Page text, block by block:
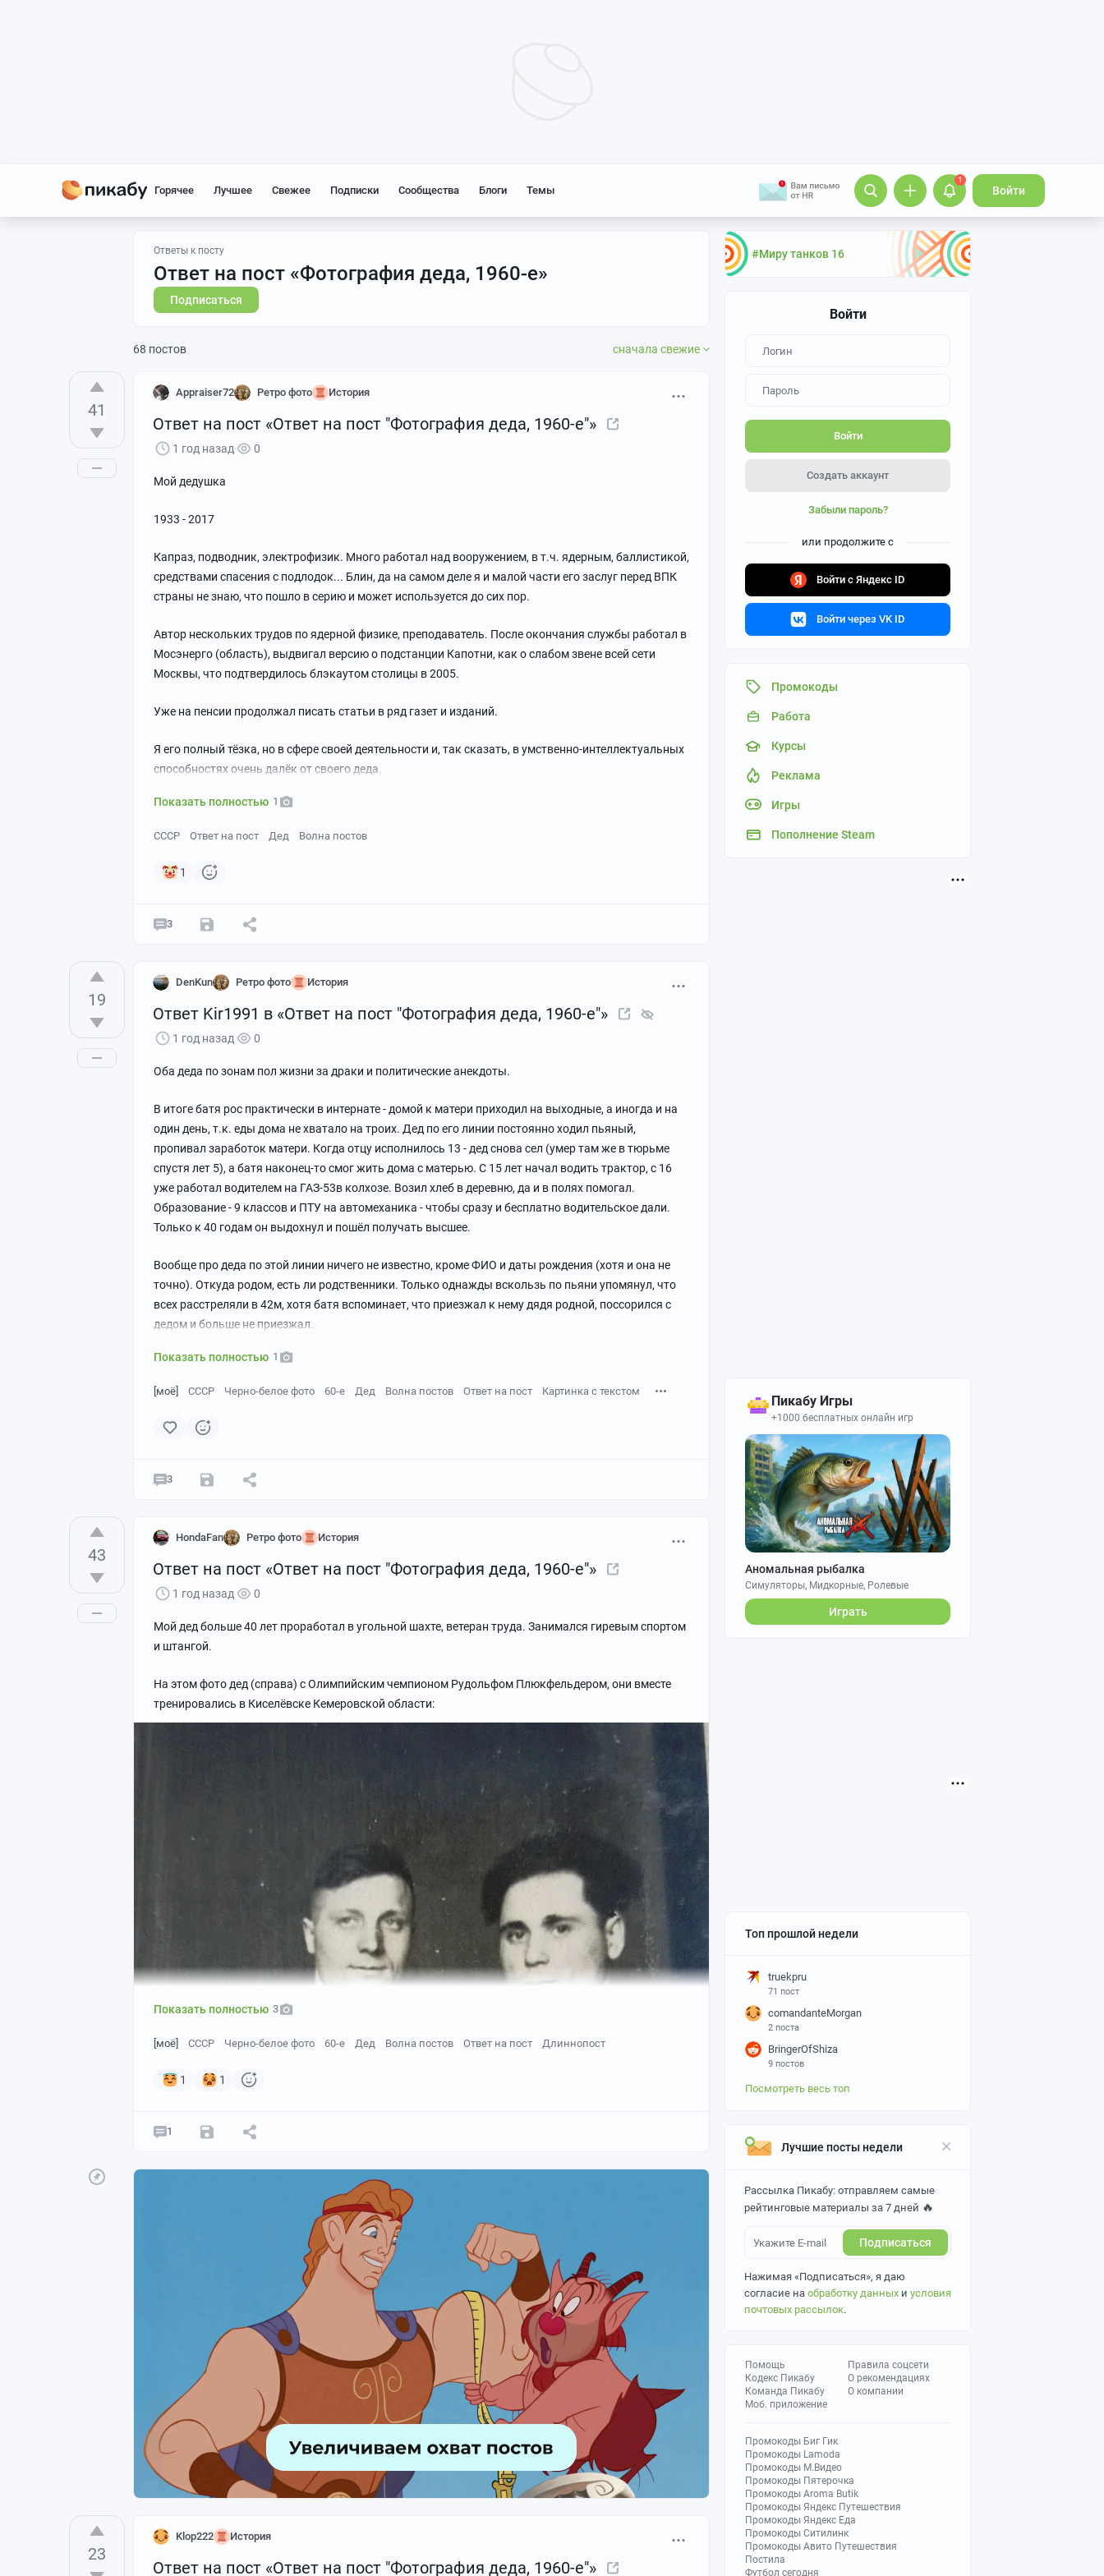
Горячее Лучшее Свежее Подписки Сообщества Блоги Темы
1
Войти
#Миру танков 16
Войти
Войти
Создать аккаунт
Забыли пароль?
или продолжите с
Войти с Яндекс ID
Войти через VK ID
Промокоды
Работа
Курсы
Реклама
Игры
Пополнение Steam
Пикабу Игры
+1000 бесплатных онлайн игр
Аномальная рыбалка
Симуляторы, Мидкорные, Ролевые
Играть
Топ прошлой недели
truekpru
71 пост
comandanteMorgan
2 поста
BringerOfShiza
9 постов
Посмотреть весь топ
Лучшие посты недели
Рассылка Пикабу: отправляем самые
рейтинговые материалы за 7 дней 🔥
Подписаться
Нажимая «Подписаться», я даю
согласие на обработку данных и условия
почтовых рассылок.
Помощь
Кодекс Пикабу
Команда Пикабу
Моб. приложение
Правила соцсети
О рекомендациях
О компании
Промокоды Биг Гик
Промокоды Lamoda
Промокоды М.Видео
Промокоды Пятерочка
Промокоды Aroma Butik
Промокоды Яндекс Путешествия
Промокоды Яндекс Еда
Промокоды Ситилинк
Промокоды Авито Путешествия
Постила
Футбол сегодня
Ответы к посту
Ответ на пост «Фотография деда, 1960-е»
Подписаться
68 постов сначала свежие
41
Appraiser72 Ретро фото История
Ответ на пост «Ответ на пост "Фотография деда, 1960-е"»
1 год назад 0
Мой дедушка
1933 - 2017
Капраз, подводник, электрофизик. Много работал над вооружением, в т.ч. ядерным, баллистикой,
средствами спасения с подлодок... Блин, да на самом деле я и малой части его заслуг перед ВПК
страны не знаю, что пошло в серию и может используется до сих пор.
Автор нескольких трудов по ядерной физике, преподаватель. После окончания службы работал в
Мосэнерго (область), выдвигал версию о подстанции Капотни, как о слабом звене всей сети
Москвы, что подтвердилось блэкаутом столицы в 2005.
Уже на пенсии продолжал писать статьи в ряд газет и изданий.
Я его полный тёзка, но в сфере своей деятельности и, так сказать, в умственно-интеллектуальных
способностях очень далёк от своего деда.
Показать полностью 1
СССР Ответ на пост Дед Волна постов
1
3
19
DenKun Ретро фото История
Ответ Kir1991 в «Ответ на пост "Фотография деда, 1960-е"»
1 год назад 0
Оба деда по зонам пол жизни за драки и политические анекдоты.
В итоге батя рос практически в интернате - домой к матери приходил на выходные, а иногда и на
один день, т.к. еды дома не хватало на троих. Дед по его линии постоянно ходил пьяный,
пропивал заработок матери. Когда отцу исполнилось 13 - дед снова сел (умер там же в тюрьме
спустя лет 5), а батя наконец-то смог жить дома с матерью. С 15 лет начал водить трактор, с 16
уже работал водителем на ГАЗ-53в колхозе. Возил хлеб в деревню, да и в полях помогал.
Образование - 9 классов и ПТУ на автомеханика - чтобы сразу и бесплатно водительское дали.
Только к 40 годам он выдохнул и пошёл получать высшее.
Вообще про деда по этой линии ничего не известно, кроме ФИО и даты рождения (хотя и она не
точно). Откуда родом, есть ли родственники. Только однажды вскользь по пьяни упомянул, что
всех расстреляли в 42м, хотя батя вспоминает, что приезжал к нему дядя родной, поссорился с
дедом и больше не приезжал.
Показать полностью 1
[моё] СССР Черно-белое фото 60-е Дед Волна постов Ответ на пост Картинка с текстом
3
43
HondaFan Ретро фото История
Ответ на пост «Ответ на пост "Фотография деда, 1960-е"»
1 год назад 0
Мой дед больше 40 лет проработал в угольной шахте, ветеран труда. Занимался гиревым спортом
и штангой.
На этом фото дед (справа) с Олимпийским чемпионом Рудольфом Плюкфельдером, они вместе
тренировались в Киселёвске Кемеровской области:
Показать полностью 3
[моё] СССР Черно-белое фото 60-е Дед Волна постов Ответ на пост Длиннопост
1 1
1
23
Klop222 История
Ответ на пост «Ответ на пост "Фотография деда, 1960-е"»